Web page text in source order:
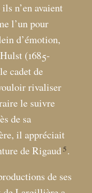
n’en avaient
l’un pour
d’émotion,
(1685-
cadet de
rivaliser
le suivre
de sa
il appréciait
de Rigaud5.
de ses